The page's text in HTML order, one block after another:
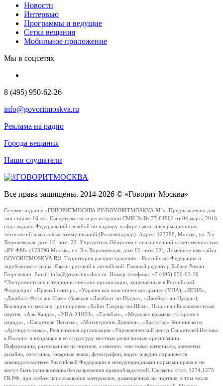
Новости
Интервью
Программы и ведущие
Сетка вещания
Мобильное приложение
Мы в соцсетях
8 (495) 950-62-26
info@govoritmoskva.ru
Реклама на радио
Города вещания
Наши слушатели
Все права защищены. 2014-2026 © «Говорит Москва»
Сетевое издание «ГОВОРИТМОСКВА.РУ/GOVORITMOSKVA.RU». Предназначено для
лиц старше 16 лет. Свидетельство о регистрации СМИ Эл № 77-64961 от 04 марта 2016
года выдано Федеральной службой по надзору в сфере связи, информационных
технологий и массовых коммуникаций (Роскомнадзор). Адрес: 123298, Москва, ул. 3-я
Хорошевская, дом 12, пом. 22. Учредитель Общество с ограниченной ответственностью
«РУ ФМ» (123298 Москва, ул. 3-я Хорошевская, дом 12, пом. 22). Доменное имя сайта
GOVORITMOSKVA.RU. Территория распространения – Российская Федерация и
зарубежные страны. Языки: русский и английский. Главный редактор Бабаян Роман
Георгиевич. Email: info@govoritmoskva.ru. Номер телефона: +7 (495) 950-62-26
*Экстремистские и террористические организации, запрещенные в Российской
Федерации: «Правый сектор», «Украинская повстанческая армия» (УПА), «ИГИЛ»,
«Джабхат Фатх аш-Шам» (бывшая «Джабхат ан-Нусра», «Джебхат ан-Нусра»),
Коалиция исламских группировок «Хайят Тахрир аш-Шам», Национал-Большевистская
партия, «Аль-Каида», «УНА-УНСО», «Талибан», «Меджлис крымско-татарского
народа», «Свидетели Иеговы», «Мизантропик Дивижн», «Братство» Корчинского,
«Артподготовка», Религиозная организация «Управленческий центр Свидетелей Иеговы
в России» и входящие в ее структуру местные религиозные организации.
Информация, размещенная на портале, а именно: текстовые материалы, элементы
дизайна, логотипы, товарные знаки, фотографии, видео и аудио охраняются
законодательством Российской Федерации и международными нормами права и не
могут быть использованы без разрешения правообладателей. Согласно ст.ст. 1274,1275
ГК РФ, при любом использовании материалов, размещенных на портале, в том числе